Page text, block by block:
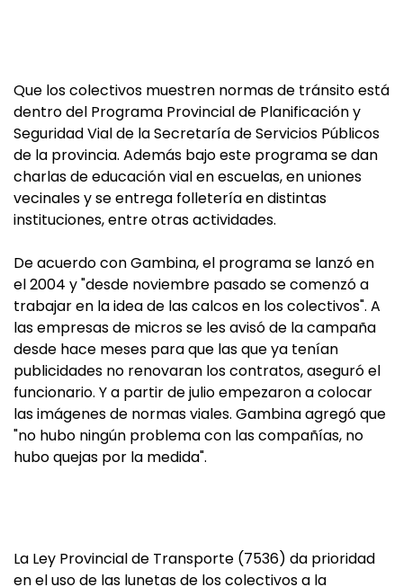
Que los colectivos muestren normas de tránsito está
dentro del Programa Provincial de Planificación y
Seguridad Vial de la Secretaría de Servicios Públicos
de la provincia. Además bajo este programa se dan
charlas de educación vial en escuelas, en uniones
vecinales y se entrega folletería en distintas
instituciones, entre otras actividades.
De acuerdo con Gambina, el programa se lanzó en
el 2004 y "desde noviembre pasado se comenzó a
trabajar en la idea de las calcos en los colectivos". A
las empresas de micros se les avisó de la campaña
desde hace meses para que las que ya tenían
publicidades no renovaran los contratos, aseguró el
funcionario. Y a partir de julio empezaron a colocar
las imágenes de normas viales. Gambina agregó que
"no hubo ningún problema con las compañías, no
hubo quejas por la medida".
La Ley Provincial de Transporte (7536) da prioridad
en el uso de las lunetas de los colectivos a la